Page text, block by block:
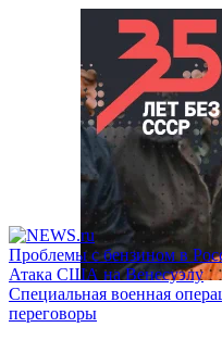
Проблемы с бензином в
Атака США на Венесуэлу
Специальная военная
переговоры